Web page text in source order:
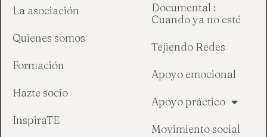
La asociación
Quienes somos
Formación
Hazte socio
InspiraTE
Documental :
Cuando ya no esté
Tejiendo Redes
Apoyo emocional
Apoyo práctico
Movimiento social